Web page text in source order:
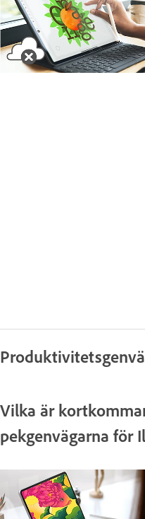
Vilka är
pekgenvägarna för